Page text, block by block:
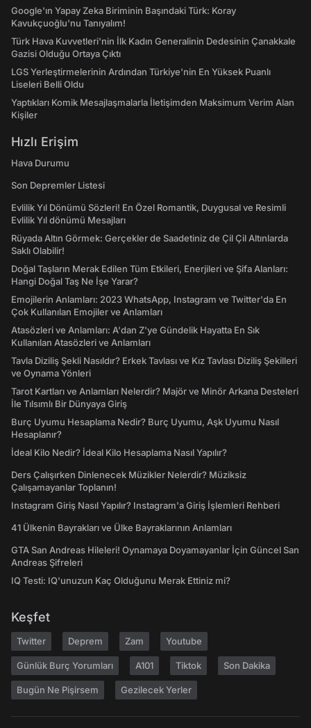
Google'ın Yapay Zeka Biriminin Başındaki Türk: Koray
Kavukçuoğlu'nu Tanıyalım!
Türk Hava Kuvvetleri'nin İlk Kadın Generalinin Dedesinin Çanakkale
Gazisi Olduğu Ortaya Çıktı
LGS Yerleştirmelerinin Ardından Türkiye'nin En Yüksek Puanlı
Liseleri Belli Oldu
Yaptıkları Komik Mesajlaşmalarla İletişimden Maksimum Verim Alan
Kişiler
Hızlı Erişim
Hava Durumu
Son Depremler Listesi
Evlilik Yıl Dönümü Sözleri! En Özel Romantik, Duygusal ve Resimli
Evlilik Yıl dönümü Mesajları
Rüyada Altın Görmek: Gerçekler de Saadetiniz de Çil Çil Altınlarda
Saklı Olabilir!
Doğal Taşların Merak Edilen Tüm Etkileri, Enerjileri ve Şifa Alanları:
Hangi Doğal Taş Ne İşe Yarar?
Emojilerin Anlamları: 2023 WhatsApp, Instagram ve Twitter'da En
Çok Kullanılan Emojiler ve Anlamları
Atasözleri ve Anlamları: A'dan Z'ye Gündelik Hayatta En Sık
Kullanılan Atasözleri ve Anlamları
Tavla Diziliş Şekli Nasıldır? Erkek Tavlası ve Kız Tavlası Diziliş Şekilleri
ve Oynama Yönleri
Tarot Kartları ve Anlamları Nelerdir? Majör ve Minör Arkana Desteleri
İle Tılsımlı Bir Dünyaya Giriş
Burç Uyumu Hesaplama Nedir? Burç Uyumu, Aşk Uyumu Nasıl
Hesaplanır?
İdeal Kilo Nedir? İdeal Kilo Hesaplama Nasıl Yapılır?
Ders Çalışırken Dinlenecek Müzikler Nelerdir? Müziksiz
Çalışamayanlar Toplanın!
Instagram Giriş Nasıl Yapılır? Instagram'a Giriş İşlemleri Rehberi
41 Ülkenin Bayrakları ve Ülke Bayraklarının Anlamları
GTA San Andreas Hileleri! Oynamaya Doyamayanlar İçin Güncel San
Andreas Şifreleri
IQ Testi: IQ'unuzun Kaç Olduğunu Merak Ettiniz mi?
Keşfet
Twitter Deprem Zam Youtube
Günlük Burç Yorumları A101 Tiktok Son Dakika
Bugün Ne Pişirsem Gezilecek Yerler